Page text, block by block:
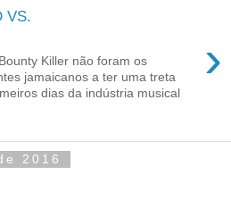
VS.
›
Killer não foram os
jamaicanos a ter uma treta
dias da indústria musical
2016